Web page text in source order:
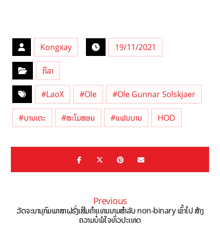
Kongxay 19/11/2021
ກິລາ
#LaoX #Ole #Ole Gunnar Solskjaer
#ບານເຕະ #ສະໂມສອນ #ແຟນບານ HOD
Previous
ວັດຈະນານຸກົມພາສາຝຣັ່ງເສີມຄຳແທນນາມສຳລັບ non-binary ເຂົ້າໄປ ສ້າງ
ຄວາມບໍ່ພໍໃຈທົ່ວປະເທດ